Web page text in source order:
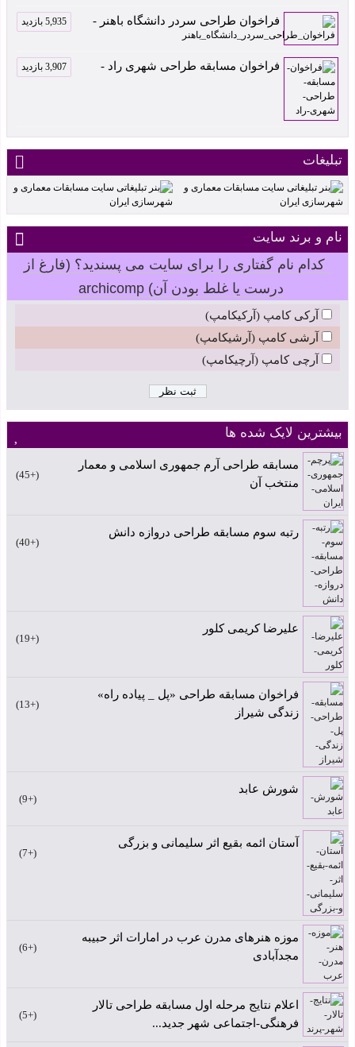
فراخوان طراحی سردر دانشگاه باهنر - 5,935 بازدید
فراخوان مسابقه طراحی شهری راد - 3,907 بازدید
تبلیغات
نام و برند سایت
کدام نام گفتاری را برای سایت می پسندید؟ (فارغ از
درست یا غلط بودن آن) archicomp
آرکی کامپ (آرکیکامپ)
آرشی کامپ (آرشیکامپ)
آرچی کامپ (آرچیکامپ)
بیشترین لایک شده ها
مسابقه طراحی آرم جمهوری اسلامی و معمار
منتخب آن
+45
رتبه سوم مسابقه طراحی دروازه دانش
+40
علیرضا کریمی کلور
+19
فراخوان مسابقه طراحی «پل _ پیاده راه»
زندگی شیراز
+13
شورش عابد
+9
آستان ائمه بقیع اثر سلیمانی و بزرگی
+7
موزه هنرهای مدرن عرب در امارات اثر حبیبه
مجدآبادی
+6
اعلام نتایج مرحله اول مسابقه طراحی تالار
فرهنگی-اجتماعی شهر جدید...
+5